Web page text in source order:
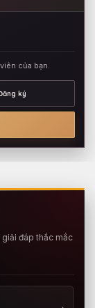
của bạn.
ký
giải đáp thắc mắc